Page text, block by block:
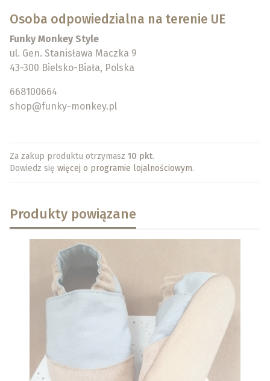
Osoba odpowiedzialna na terenie UE
Funky Monkey Style
ul. Gen. Stanisława Maczka 9
43-300 Bielsko-Biała, Polska
668100664
shop@funky-monkey.pl
Za zakup produktu otrzymasz 10 pkt.
Dowiedz się więcej o programie lojalnościowym.
Produkty powiązane